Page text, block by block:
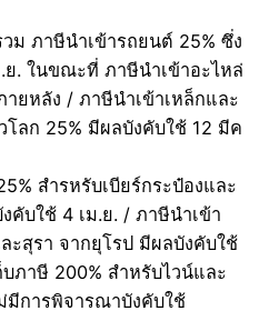
ม ภาษีนำเข้ารถยนต์ 25% ซึ่ง
ย. ในขณะที่ ภาษีนำเข้าอะไหล่
ยหลัง / ภาษีนำเข้าเหล็กและ
โลก 25% มีผลบังคับใช้ 12 มีค
สำรหรับเบียร์กระป๋องและ
คับใช้ 4 เม.ย. / ภาษีนำเข้า
ะสุรา จากยุโรป มีผลบังคับใช้
บภาษี 200% สำหรับไวน์และ
มีการพิจารณาบังคับใช้